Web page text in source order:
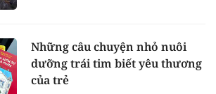
Những câu chuyện nhỏ nuôi
dưỡng trái tim biết yêu thương
của trẻ